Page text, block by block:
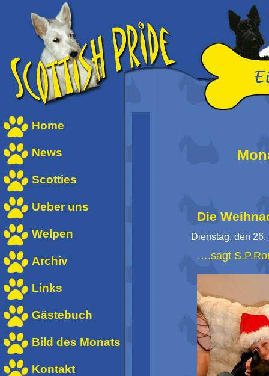
Home
News
Scotties
Ueber uns
Welpen
Archiv
Links
Gästebuch
Bild des Monats
Kontakt
Die
Dienstag, den
….sagt